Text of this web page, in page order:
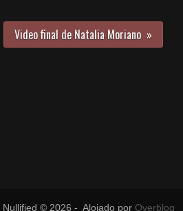
Video final de Natalia Moriano
Nullified © 2026 - Alojado por Overblog